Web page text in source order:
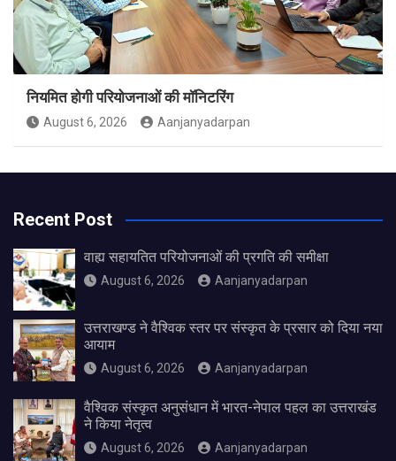
नियमित होगी परियोजनाओं की मॉनिटरिंग
August 6, 2026 Aanjanyadarpan
Recent Post
वाह्य सहायतित परियोजनाओं की प्रगति की समीक्षा
August 6, 2026 Aanjanyadarpan
उत्तराखण्ड ने वैश्विक स्तर पर संस्कृत के प्रसार को दिया नया
आयाम
August 6, 2026 Aanjanyadarpan
वैश्विक संस्कृत अनुसंधान में भारत-नेपाल पहल का उत्तराखंड
ने किया नेतृत्व
August 6, 2026 Aanjanyadarpan